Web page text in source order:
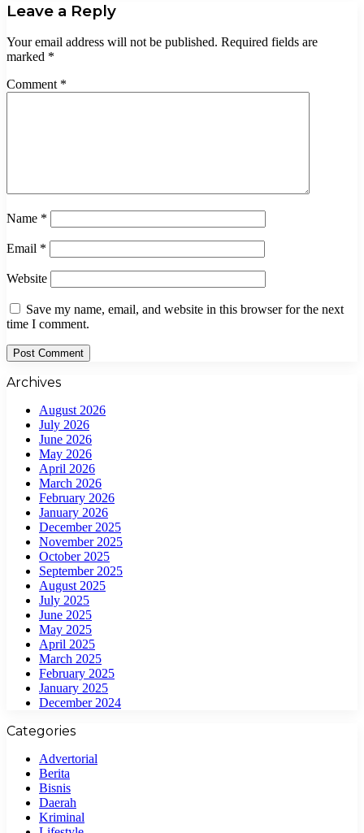
Leave a Reply
Your email address will not be published. Required fields are
marked *
Comment *
Name *
Email *
Website
Save my name, email, and website in this browser for the next
time I comment.
Archives
August 2026
July 2026
June 2026
May 2026
April 2026
March 2026
February 2026
January 2026
December 2025
November 2025
October 2025
September 2025
August 2025
July 2025
June 2025
May 2025
April 2025
March 2025
February 2025
January 2025
December 2024
Categories
Advertorial
Berita
Bisnis
Daerah
Kriminal